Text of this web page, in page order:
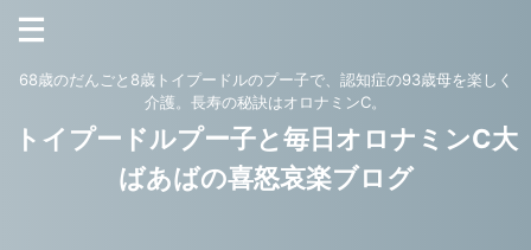
68歳のだんごと8歳トイプードルのプー子で、認知症の93歳母を楽しく
介護。長寿の秘訣はオロナミンC。
トイプードルプー子と毎日オロナミンC大
ばあばの喜怒哀楽ブログ